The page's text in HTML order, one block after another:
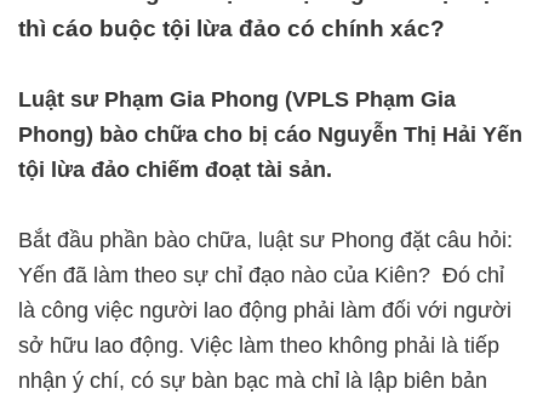
thì cáo buộc tội lừa đảo có chính xác?
Luật sư Phạm Gia Phong (VPLS Phạm Gia
Phong) bào chữa cho bị cáo Nguyễn Thị Hải Yến
tội lừa đảo chiếm đoạt tài sản.
Bắt đầu phần bào chữa, luật sư Phong đặt câu hỏi:
Yến đã làm theo sự chỉ đạo nào của Kiên? Đó chỉ
là công việc người lao động phải làm đối với người
sở hữu lao động. Việc làm theo không phải là tiếp
nhận ý chí, có sự bàn bạc mà chỉ là lập biên bản